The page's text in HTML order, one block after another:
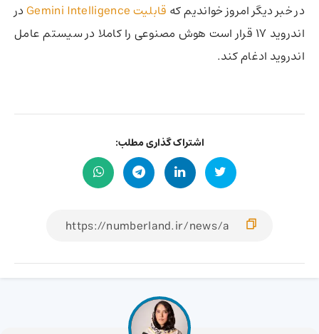
در خبر دیگر امروز خواندیم که قابلیت Gemini Intelligence
در
اندروید ۱۷ قرار است هوش مصنوعی را کاملا در سیستم عامل
اندروید ادغام کند.
اشتراک گذاری مطلب: